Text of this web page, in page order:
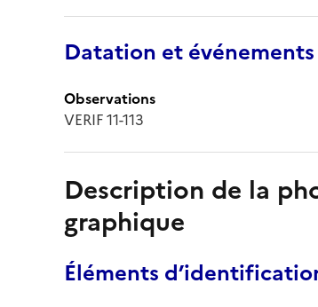
Datation et événements
Observations
VERIF 11-113
Description de la
graphique
Éléments